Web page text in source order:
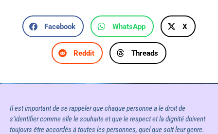
Facebook WhatsApp X
Reddit Threads
Il est important de se rappeler que chaque personne a le droit de
s'identifier comme elle le souhaite et que le respect et la dignité doivent
toujours être accordés à toutes les personnes, quel que soit leur genre.